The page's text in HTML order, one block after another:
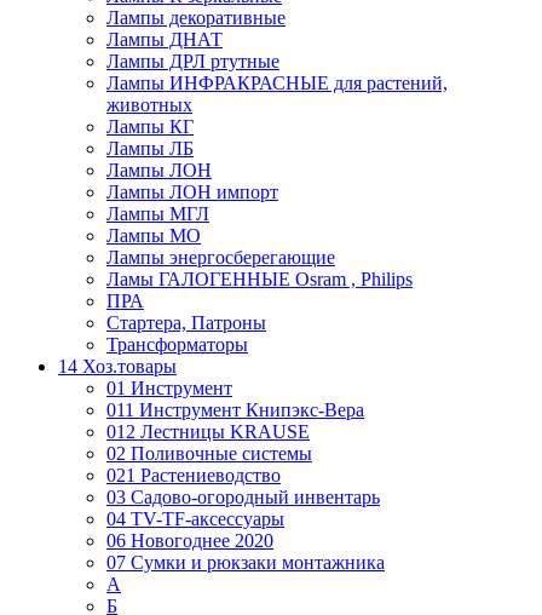
Лампы декоративные
Лампы ДНАТ
Лампы ДРЛ ртутные
Лампы ИНФРАКРАСНЫЕ для растений,
животных
Лампы КГ
Лампы ЛБ
Лампы ЛОН
Лампы ЛОН импорт
Лампы МГЛ
Лампы МО
Лампы энергосберегающие
Ламы ГАЛОГЕННЫЕ Osram , Philips
ПРА
Стартера, Патроны
Трансформаторы
14 Хоз.товары
01 Инструмент
011 Инструмент Книпэкс-Вера
012 Лестницы KRAUSE
02 Поливочные системы
021 Растениеводство
03 Садово-огородный инвентарь
04 TV-TF-аксессуары
06 Новогоднее 2020
07 Сумки и рюкзаки монтажника
А
Б